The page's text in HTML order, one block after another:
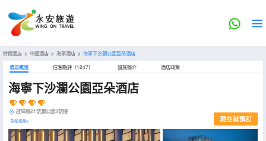
特價酒店 > 中國酒店 > 海寧酒店 > 海寧下沙瀾公園亞朵酒店
酒店概览 住客點評（1247） 設施簡介 酒店政策
海寧下沙瀾公園亞朵酒店
啟輝路21號瀾公園3號樓
全部設施> 現在就預訂